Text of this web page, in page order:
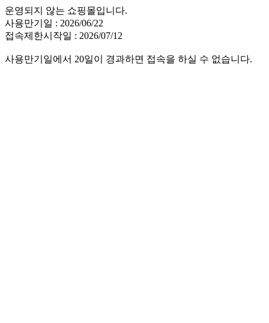
운영되지 않는 쇼핑몰입니다.
사용만기일 : 2026/06/22
접속제한시작일 : 2026/07/12
사용만기일에서 20일이 경과하면 접속을 하실 수 없습니다.